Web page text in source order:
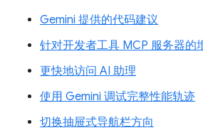
Gemini 提供的代码建议
针对开发者工具 MCP 服务器的
更快地访问 AI 助理
使用 Gemini 调试完整性能轨迹
切换抽屉式导航栏方向